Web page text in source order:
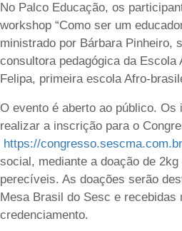
No Palco Educação, os
workshop “Como ser um
ministrado por Bárbara Pinheiro,
consultora pedagógica da Escola
Felipa, primeira escola Afro-
O evento é aberto ao público. Os
realizar a inscrição para o
https://
social, mediante a doação de
perecíveis. As doações serão
Mesa Brasil do Sesc e recebidas
credenciamento.